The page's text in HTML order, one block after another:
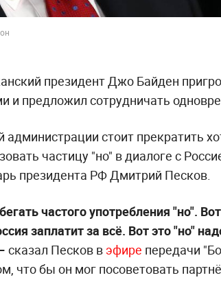
президент Джо Байден
и предложил сотрудничать
администрации стоит прекратить
частицу "но" в диалоге с
президента РФ Дмитрий Песков.
частого употребления "но".
заплатит за всё. Вот это "но"
сказал Песков в эфире передачи
что бы он мог посоветовать